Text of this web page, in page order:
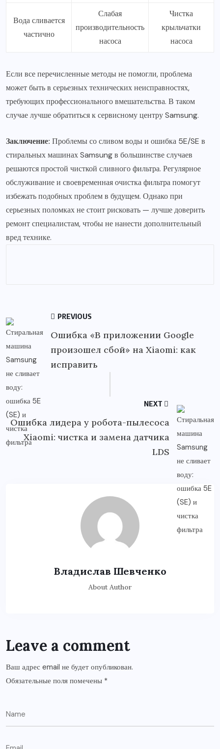
Вода сливается
частично
Слабая
производительность
насоса
Чистка
крыльчатки
насоса
Если все перечисленные методы не помогли, проблема
может быть в серьезных технических неисправностях,
требующих профессионального вмешательства. В таком
случае лучше обратиться к сервисному центру Samsung.
Заключение: Проблемы со сливом воды и ошибка 5E/SE в
стиральных машинах Samsung в большинстве случаев
решаются простой чисткой сливного фильтра. Регулярное
обслуживание и своевременная очистка фильтра помогут
избежать подобных проблем в будущем. Однако при
серьезных поломках не стоит рисковать — лучше доверить
ремонт специалистам, чтобы не нанести дополнительный
вред технике.
PREVIOUS
Ошибка «В приложении Google
произошел сбой» на Xiaomi: как
исправить
NEXT
Ошибка лидера у робота-пылесоса
Xiaomi: чистка и замена датчика
LDS
Владислав Шевченко
About Author
Leave a comment
Ваш адрес email не будет опубликован.
Обязательные поля помечены *